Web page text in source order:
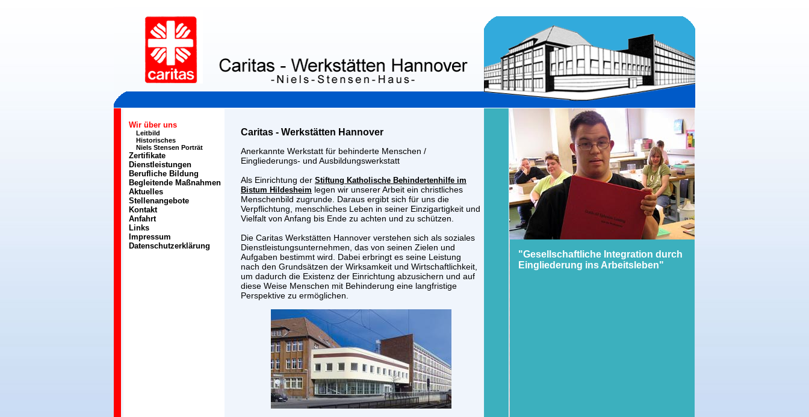
Wir über uns
Leitbild
Historisches
Niels Stensen Porträt
Zertifikate
Dienstleistungen
Berufliche Bildung
Begleitende Maßnahmen
Aktuelles
Stellenangebote
Kontakt
Anfahrt
Links
Impressum
Datenschutzerklärung
Caritas - Werkstätten Hannover
Anerkannte Werkstatt für behinderte Menschen /
Eingliederungs- und Ausbildungswerkstatt
Als Einrichtung der Stiftung Katholische Behindertenhilfe im
Bistum Hildesheim legen wir unserer Arbeit ein christliches
Menschenbild zugrunde. Daraus ergibt sich für uns die
Verpflichtung, menschliches Leben in seiner Einzigartigkeit und
Vielfalt von Anfang bis Ende zu achten und zu schützen.
Die Caritas Werkstätten Hannover verstehen sich als soziales
Dienstleistungsunternehmen, das von seinen Zielen und
Aufgaben bestimmt wird. Dabei erbringt es seine Leistung
nach den Grundsätzen der Wirksamkeit und Wirtschaftlichkeit,
um dadurch die Existenz der Einrichtung abzusichern und auf
diese Weise Menschen mit Behinderung eine langfristige
Perspektive zu ermöglichen.
"Gesellschaftliche Integration durch
Eingliederung ins Arbeitsleben"